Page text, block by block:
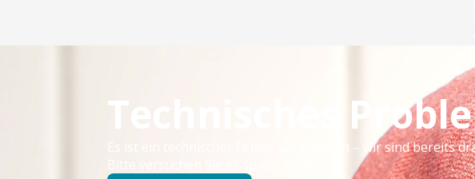
Technisches
Es ist ein technischer Fehler aufgetreten – wir sind bereits
Bitte versuchen Sie es später erneut.